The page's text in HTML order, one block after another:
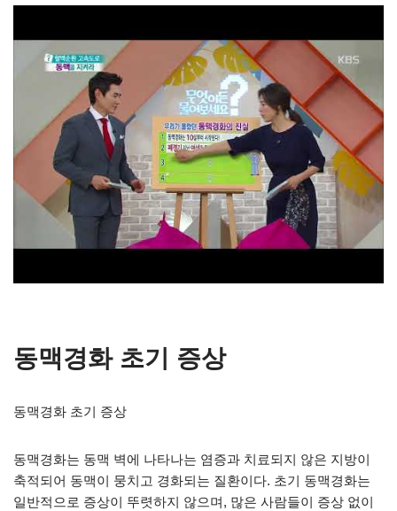
동맥경화 초기 증상
동맥경화 초기 증상
동맥경화는 동맥 벽에 나타나는 염증과 치료되지 않은 지방이
축적되어 동맥이 뭉치고 경화되는 질환이다. 초기 동맥경화는
일반적으로 증상이 뚜렷하지 않으며, 많은 사람들이 증상 없이